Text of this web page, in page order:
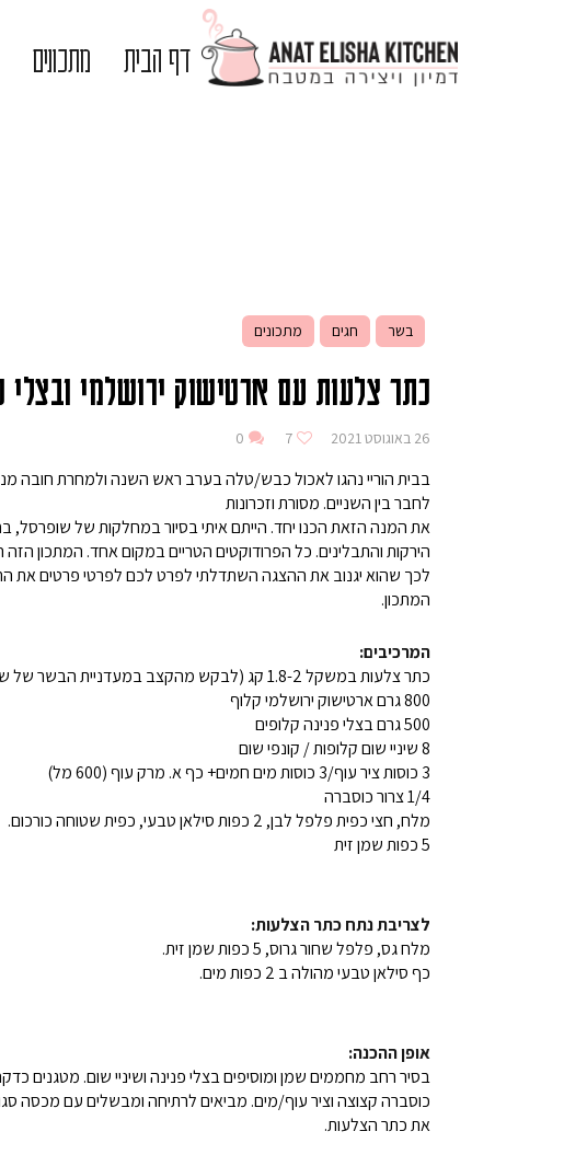
דף הבית מתכונים
בשר חגים מתכונים
כתר צלעות עם ארטישוק ירושלמי ובצלי
26 באוגוסט 2021 7
0
בבית הוריי נהגו לאכול כבש/טלה בערב ראש השנה ולמחרת חובה
לחבר בין השניים. מסורת וזכרונות
הירקות והתבלינים. כל הפרודוקטים הטריים במקום אחד. המתכון
לכך שהוא יגנוב את ההצגה השתדלתי לפרט לכם לפרטי פרטים את
המתכון.
המרכיבים:
כתר צלעות במשקל 1.8-2 קג (לבקש מהקצב במעדניית הבשר של שופרסל)
800 גרם ארטישוק ירושלמי קלוף
500 גרם בצלי פנינה קלופים
8 שיניי שום קלופות / קונפי שום
3 כוסות ציר עוף/3 כוסות מים חמים+ כף א. מרק עוף (600 מל)
1/4 צרור כוסברה
מלח, חצי כפית פלפל לבן, 2 כפות סילאן טבעי, כפית שטוחה כורכום.
5 כפות שמן זית
לצריבת נתח כתר הצלעות:
מלח גס, פלפל שחור גרוס, 5 כפות שמן זית.
כף סילאן טבעי מהולה ב 2 כפות מים.
אופן ההכנה:
בסיר רחב מחממים שמן ומוסיפים בצלי פנינה ושיניי שום. מטגנים
את כתר הצלעות.